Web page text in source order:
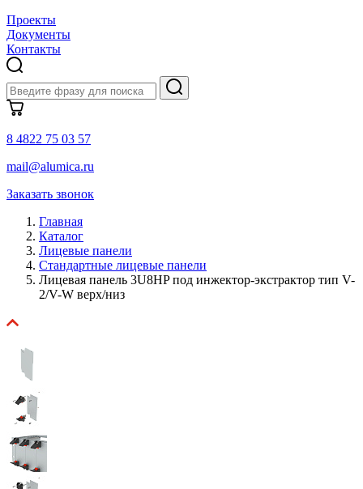
Проекты
Документы
Контакты
8 4822 75 03 57
mail@alumica.ru
Заказать звонок
Главная
Каталог
Лицевые панели
Стандартные лицевые панели
Лицевая панель 3U8HP под инжектор-экстрактор тип V-
2/V-W верх/низ